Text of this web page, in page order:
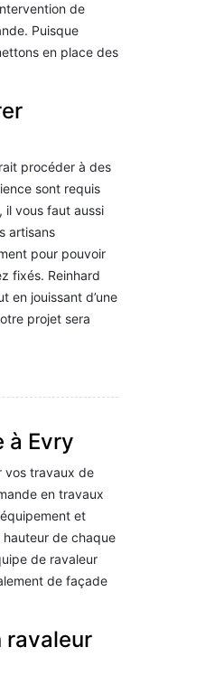
de
Puisque
en place des
procéder à des
sont requis
il vous faut aussi
artisans
pour pouvoir
fixés. Reinhard
en jouissant d’une
projet sera
à Evry
vos travaux de
en travaux
et
hauteur de chaque
de ravaleur
de façade
ravaleur